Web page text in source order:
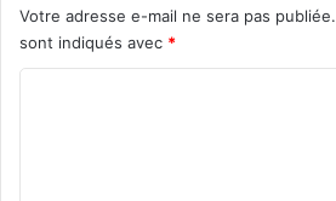
Votre adresse e-mail ne sera pas publiée.
sont indiqués avec *